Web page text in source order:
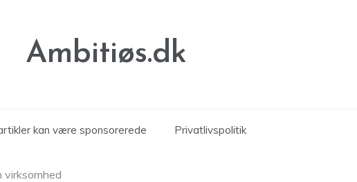
Ambitiøs.dk
kan være sponsorerede Privatlivspolitik
virksomhed